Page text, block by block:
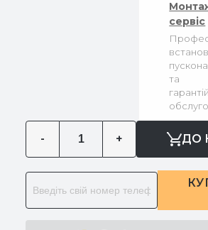
сервіс
та
- + ДО